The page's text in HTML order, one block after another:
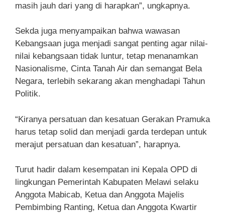
masih jauh dari yang di harapkan”, ungkapnya.
Sekda juga menyampaikan bahwa wawasan
Kebangsaan juga menjadi sangat penting agar nilai-
nilai kebangsaan tidak luntur, tetap menanamkan
Nasionalisme, Cinta Tanah Air dan semangat Bela
Negara, terlebih sekarang akan menghadapi Tahun
Politik.
“Kiranya persatuan dan kesatuan Gerakan Pramuka
harus tetap solid dan menjadi garda terdepan untuk
merajut persatuan dan kesatuan”, harapnya.
Turut hadir dalam kesempatan ini Kepala OPD di
lingkungan Pemerintah Kabupaten Melawi selaku
Anggota Mabicab, Ketua dan Anggota Majelis
Pembimbing Ranting, Ketua dan Anggota Kwartir